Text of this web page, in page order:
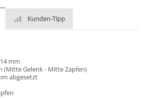
Kunden-Tipp
mm
(Mitte Gelenk - Mitte Zapfen)
abgesetzt